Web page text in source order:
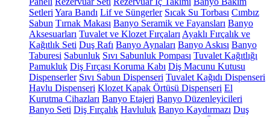
Setleri Yara Bandı Lif ve Süngerler Sıcak Su Torbası Cımbız
Sabun Tırnak Makası Banyo Seramik ve Fayansları Banyo
Aksesuarları Tuvalet ve Klozet Fırçaları Ayaklı Fırçalık ve
Kağıtlık Seti Duş Rafı Banyo Aynaları Banyo Askısı Banyo
Taburesi Sabunluk Sıvı Sabunluk Pompası Tuvalet Kağıtlığı
Pamukluk Diş Fırçası Koruma Kabı Diş Macunu Kutusu
Dispenserler Sıvı Sabun Dispenseri Tuvalet Kağıdı Dispenseri
Havlu Dispenseri Klozet Kapak Örtüsü Dispenseri El
Kurutma Cihazları Banyo Etajeri Banyo Düzenleyicileri
Banyo Seti Diş Fırçalık Havluluk Banyo Kaydırmazı Duş